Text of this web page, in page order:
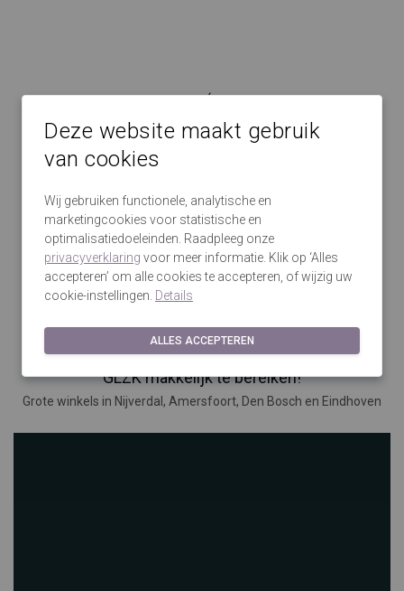
GLZK Sinds 2009
Speciaalzaak Feestelijke Jurken
Gevarieerde GLZK-collectie!
De Grootste collectie Feestelijke Jurken
GLZK makkelijk te bereiken!
Grote winkels in Nijverdal, Amersfoort, Den Bosch en Eindhoven
Deze website maakt gebruik
van cookies
Wij gebruiken functionele, analytische en
marketingcookies voor statistische en
optimalisatiedoeleinden. Raadpleeg onze
privacyverklaring voor meer informatie. Klik op ‘Alles
accepteren’ om alle cookies te accepteren, of wijzig uw
cookie-instellingen. Details
ALLES ACCEPTEREN